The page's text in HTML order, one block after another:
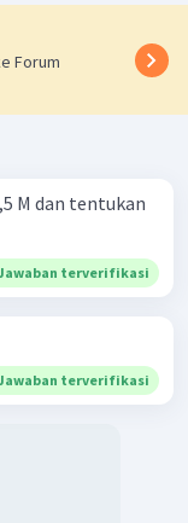
Forum
M dan tentukan
terverifikasi
terverifikasi